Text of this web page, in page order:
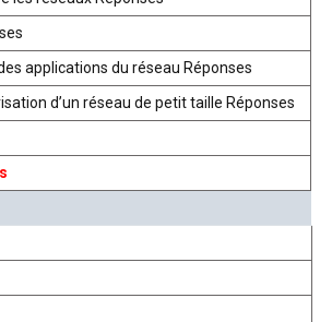
applications du réseau Réponses
d’un réseau de petit taille Réponses